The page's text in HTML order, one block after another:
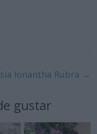
Ionantha Rubra →
gustar